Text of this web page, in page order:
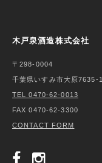
木戸泉酒造株式会社
〒298-0004
千葉県いすみ市大原7635-1
TEL 0470-62-0013
FAX 0470-62-3300
CONTACT FORM